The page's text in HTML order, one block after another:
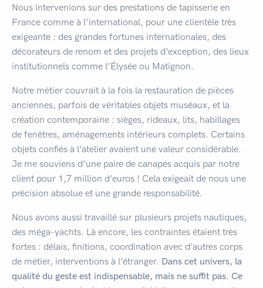
Nous intervenions sur des prestations de tapisserie en
France comme à l’international, pour une clientèle très
exigeante : des grandes fortunes internationales, des
décorateurs de renom et des projets d’exception, des lieux
institutionnels comme l’Élysée ou Matignon.
Notre métier couvrait à la fois la restauration de pièces
anciennes, parfois de véritables objets muséaux, et la
création contemporaine : sièges, rideaux, lits, habillages
de fenêtres, aménagements intérieurs complets. Certains
objets confiés à l’atelier avaient une valeur considérable.
Je me souviens d’une paire de canapés acquis par notre
client pour 1,7 million d’euros ! Cela exigeait de nous une
précision absolue et une grande responsabilité.
Nous avons aussi travaillé sur plusieurs projets nautiques,
des méga-yachts. Là encore, les contraintes étaient très
fortes : délais, finitions, coordination avec d’autres corps
de métier, interventions à l’étranger. Dans cet univers, la
qualité du geste est indispensable, mais ne suffit pas. Ce